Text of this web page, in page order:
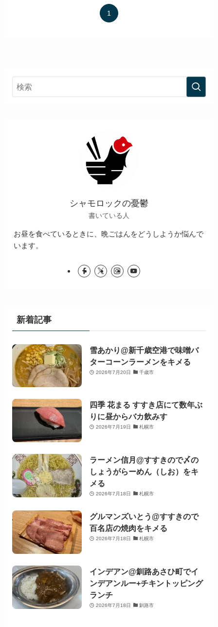
1
シャモロックの憂鬱
書いている人
お昼を食べているときに、晩ごはんをどうしようか悩んで
います。
新着記事
雪あかり@新千歳空港で味噌バ
ターコーンラーメンをキメる
2026年7月20日 千歳市
四季 花まる すすき店にて数年ぶ
りに昼からバカ飲みす
2026年7月19日 札幌市
ラーメン信月@すすきので〆の
しょうがらーめん（しお）をキ
メる
2026年7月18日 札幌市
グルマンズいとう@すすきので
百名店の焼肉をキメる
2026年7月18日 札幌市
インデアン@釧路あさひ町でイ
ンデアンルー+チキントッピング
ランチ
2026年7月18日 釧路市